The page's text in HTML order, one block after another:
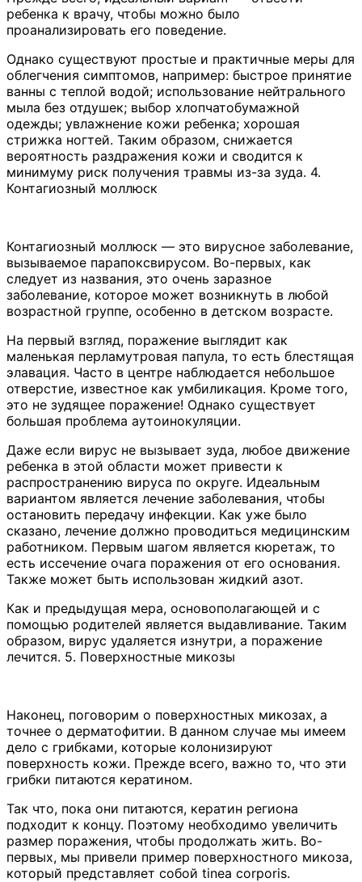
ребенка к врачу, чтобы можно было
проанализировать его поведение.
Однако существуют простые и практичные меры для
облегчения симптомов, например: быстрое принятие
ванны с теплой водой; использование нейтрального
мыла без отдушек; выбор хлопчатобумажной
одежды; увлажнение кожи ребенка; хорошая
стрижка ногтей. Таким образом, снижается
вероятность раздражения кожи и сводится к
минимуму риск получения травмы из-за зуда. 4.
Контагиозный моллюск
Контагиозный моллюск — это вирусное заболевание,
вызываемое парапоксвирусом. Во-первых, как
следует из названия, это очень заразное
заболевание, которое может возникнуть в любой
возрастной группе, особенно в детском возрасте.
На первый взгляд, поражение выглядит как
маленькая перламутровая папула, то есть блестящая
элавация. Часто в центре наблюдается небольшое
отверстие, известное как умбиликация. Кроме того,
это не зудящее поражение! Однако существует
большая проблема аутоинокуляции.
Даже если вирус не вызывает зуда, любое движение
ребенка в этой области может привести к
распространению вируса по округе. Идеальным
вариантом является лечение заболевания, чтобы
остановить передачу инфекции. Как уже было
сказано, лечение должно проводиться медицинским
работником. Первым шагом является кюретаж, то
есть иссечение очага поражения от его основания.
Также может быть использован жидкий азот.
Как и предыдущая мера, основополагающей и с
помощью родителей является выдавливание. Таким
образом, вирус удаляется изнутри, а поражение
лечится. 5. Поверхностные микозы
Наконец, поговорим о поверхностных микозах, а
точнее о дерматофитии. В данном случае мы имеем
дело с грибками, которые колонизируют
поверхность кожи. Прежде всего, важно то, что эти
грибки питаются кератином.
Так что, пока они питаются, кератин региона
подходит к концу. Поэтому необходимо увеличить
размер поражения, чтобы продолжать жить. Во-
первых, мы привели пример поверхностного микоза,
который представляет собой tinea corporis.